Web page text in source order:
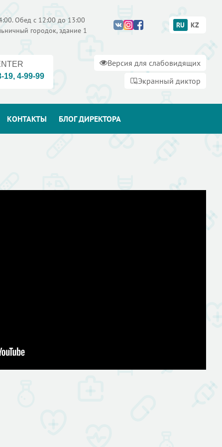
Обед с 12:00 до 13:00
городок, здание 1
RU KZ
19, 4-99-99
Версия для слабовидящих
Экранный диктор
КОНТАКТЫ БЛОГ ДИРЕКТОРА